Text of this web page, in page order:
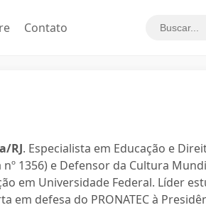
Contato
RJ. Especialista em Educação e
1356) e Defensor da Cultura
em Universidade Federal. Líder
defesa do PRONATEC à